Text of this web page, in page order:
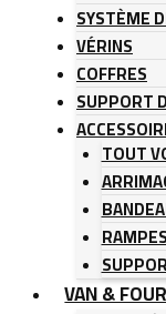
SYSTÈME
VÉRINS
COFFRES
SUPPORT
TOUT
VAN &